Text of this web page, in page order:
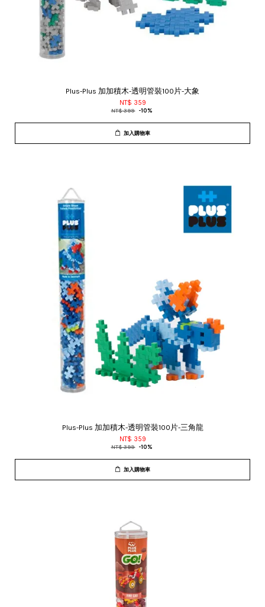
Plus-Plus 加加積木-透明管裝100片-大象
NT$ 359
NT$ 399 -10%
加入購物車
Plus-Plus 加加積木-透明管裝100片-三角龍
NT$ 359
NT$ 399 -10%
加入購物車